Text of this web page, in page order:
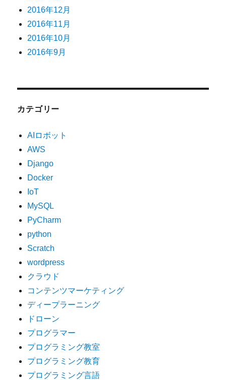
2016年12月
2016年11月
2016年10月
2016年9月
カテゴリー
AIロボット
AWS
Django
Docker
IoT
MySQL
PyCharm
python
Scratch
wordpress
クラウド
コンテンツマーケティング
ディープラーニング
ドローン
プログラマー
プログラミング教室
プログラミング教育
プログラミング言語